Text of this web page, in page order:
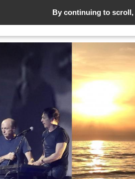
By continuing to scroll,